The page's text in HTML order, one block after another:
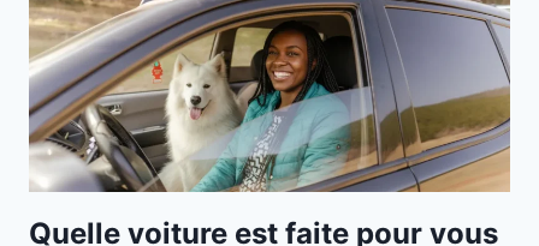
Quelle voiture est faite pour vous